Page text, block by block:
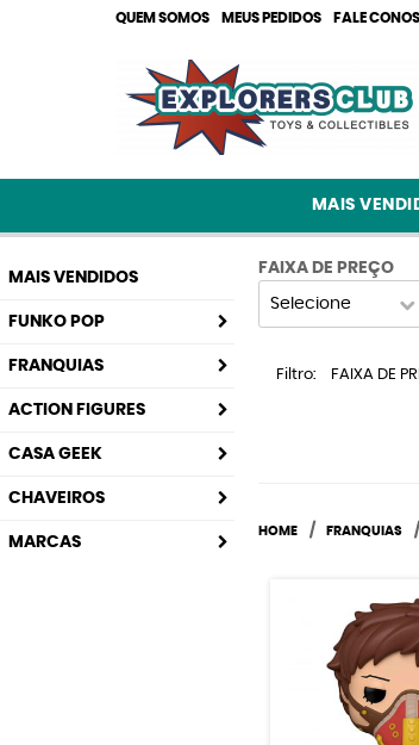
QUEM SOMOS MEUS PEDIDOS FALE
MAIS
MAIS VENDIDOS
FUNKO POP
FRANQUIAS
ACTION FIGURES
CASA GEEK
CHAVEIROS
MARCAS
FAIXA DE PREÇO
Selecione
Filtro FAIXA DE
HOME FRANQUIAS